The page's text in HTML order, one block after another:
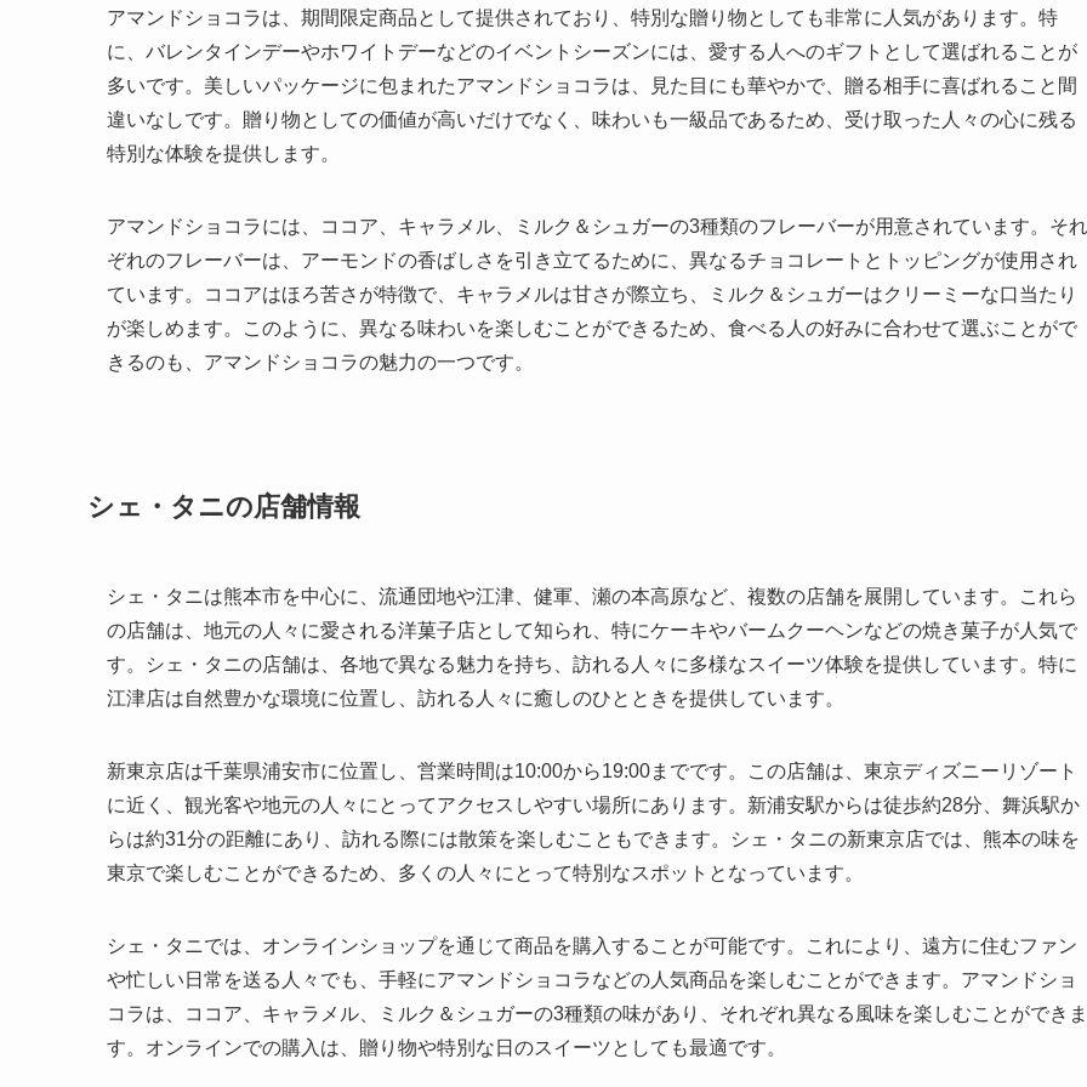
アマンドショコラは、期間限定商品として提供されており、特別な贈り物としても非常に人気があります。特
に、バレンタインデーやホワイトデーなどのイベントシーズンには、愛する人へのギフトとして選ばれることが
多いです。美しいパッケージに包まれたアマンドショコラは、見た目にも華やかで、贈る相手に喜ばれること間
違いなしです。贈り物としての価値が高いだけでなく、味わいも一級品であるため、受け取った人々の心に残る
特別な体験を提供します。
アマンドショコラには、ココア、キャラメル、ミルク＆シュガーの3種類のフレーバーが用意されています。それ
ぞれのフレーバーは、アーモンドの香ばしさを引き立てるために、異なるチョコレートとトッピングが使用され
ています。ココアはほろ苦さが特徴で、キャラメルは甘さが際立ち、ミルク＆シュガーはクリーミーな口当たり
が楽しめます。このように、異なる味わいを楽しむことができるため、食べる人の好みに合わせて選ぶことがで
きるのも、アマンドショコラの魅力の一つです。
シェ・タニの店舗情報
シェ・タニは熊本市を中心に、流通団地や江津、健軍、瀬の本高原など、複数の店舗を展開しています。これら
の店舗は、地元の人々に愛される洋菓子店として知られ、特にケーキやバームクーヘンなどの焼き菓子が人気で
す。シェ・タニの店舗は、各地で異なる魅力を持ち、訪れる人々に多様なスイーツ体験を提供しています。特に
江津店は自然豊かな環境に位置し、訪れる人々に癒しのひとときを提供しています。
新東京店は千葉県浦安市に位置し、営業時間は10:00から19:00までです。この店舗は、東京ディズニーリゾート
に近く、観光客や地元の人々にとってアクセスしやすい場所にあります。新浦安駅からは徒歩約28分、舞浜駅か
らは約31分の距離にあり、訪れる際には散策を楽しむこともできます。シェ・タニの新東京店では、熊本の味を
東京で楽しむことができるため、多くの人々にとって特別なスポットとなっています。
シェ・タニでは、オンラインショップを通じて商品を購入することが可能です。これにより、遠方に住むファン
や忙しい日常を送る人々でも、手軽にアマンドショコラなどの人気商品を楽しむことができます。アマンドショ
コラは、ココア、キャラメル、ミルク＆シュガーの3種類の味があり、それぞれ異なる風味を楽しむことができま
す。オンラインでの購入は、贈り物や特別な日のスイーツとしても最適です。